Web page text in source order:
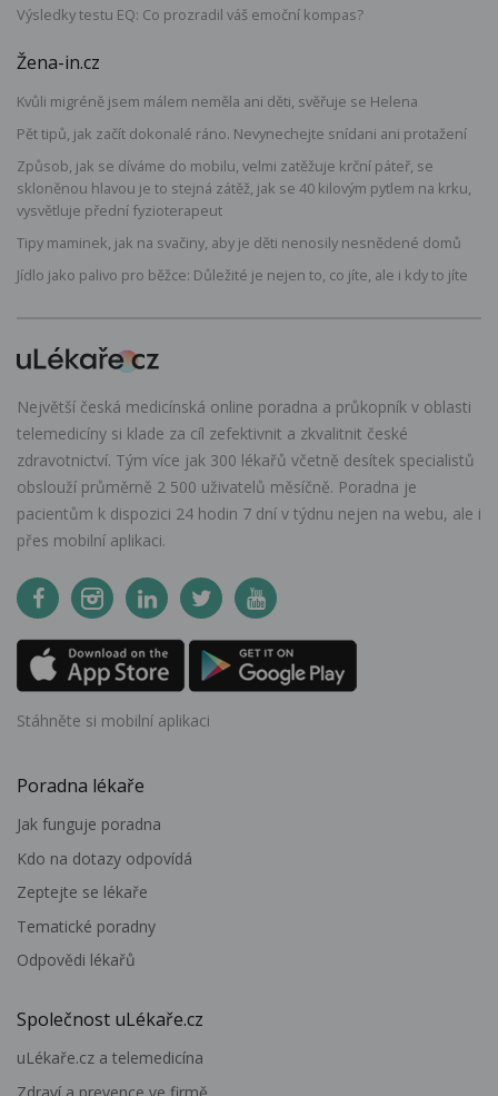
Výsledky testu EQ: Co prozradil váš emoční kompas?
Žena-in.cz
Kvůli migréně jsem málem neměla ani děti, svěřuje se Helena
Pět tipů, jak začít dokonalé ráno. Nevynechejte snídani ani protažení
Způsob, jak se díváme do mobilu, velmi zatěžuje krční páteř, se
skloněnou hlavou je to stejná zátěž, jak se 40 kilovým pytlem na krku,
vysvětluje přední fyzioterapeut
Tipy maminek, jak na svačiny, aby je děti nenosily nesnědené domů
Jídlo jako palivo pro běžce: Důležité je nejen to, co jíte, ale i kdy to jíte
Největší česká medicínská online poradna a průkopník v oblasti
telemedicíny si klade za cíl zefektivnit a zkvalitnit české
zdravotnictví. Tým více jak 300 lékařů včetně desítek specialistů
obslouží průměrně 2 500 uživatelů měsíčně. Poradna je
pacientům k dispozici 24 hodin 7 dní v týdnu nejen na webu, ale i
přes mobilní aplikaci.
Stáhněte si mobilní aplikaci
Poradna lékaře
Jak funguje poradna
Kdo na dotazy odpovídá
Zeptejte se lékaře
Tematické poradny
Odpovědi lékařů
Společnost uLékaře.cz
uLékaře.cz a telemedicína